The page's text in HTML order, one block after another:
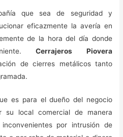
que sea de seguridad y
eficazmente la avería en
de la hora del día donde
Cerrajeros Piovera
de cierres metálicos tanto
es para el dueño del negocio
su local comercial de manera
por intrusión de